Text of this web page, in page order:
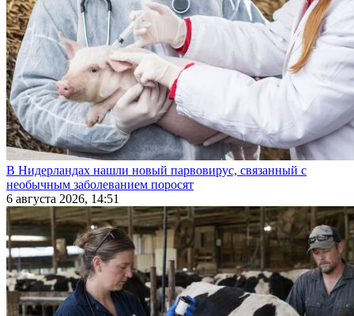
В Нидерландах нашли новый парвовирус, связанный с
необычным заболеванием поросят
6 августа 2026, 14:51